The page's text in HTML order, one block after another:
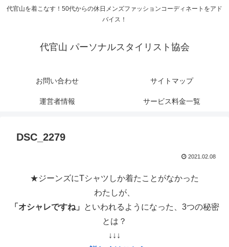
代官山を着こなす！50代からの休日メンズファッションコーディネートをアド
バイス！
代官山 パーソナルスタイリスト協会
お問い合わせ サイトマップ
運営者情報 サービス料金一覧
DSC_2279
2021.02.08
★ジーンズにTシャツしか着たことがなかった
わたしが、
「オシャレですね」
といわれるようになった、3つの秘密
とは？
↓↓↓